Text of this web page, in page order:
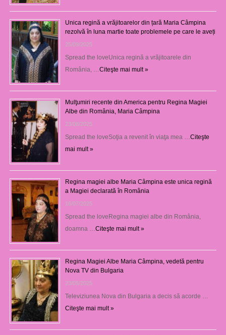
Unica regină a vrăjitoarelor din țară Maria Câmpina
rezolvă în luna martie toate problemele pe care le aveți
25/09/2025
Spread the loveUnica regină a vrăjitoarele din
România, … Citeşte mai mult »
Mulţumiri recente din America pentru Regina Magiei
Albe din România, Maria Câmpina
23/08/2025
Spread the loveSoţia a revenit în viaţa mea … Citeşte
mai mult »
Regina magiei albe Maria Câmpina este unica regină
a Magiei declarată în România
16/07/2025
Spread the loveRegina magiei albe din România,
doamna … Citeşte mai mult »
Regina Magiei Albe Maria Câmpina, vedetă pentru
Nova TV din Bulgaria
23/05/2025
Televiziunea Nova din Bulgaria a decis să acorde …
Citeşte mai mult »